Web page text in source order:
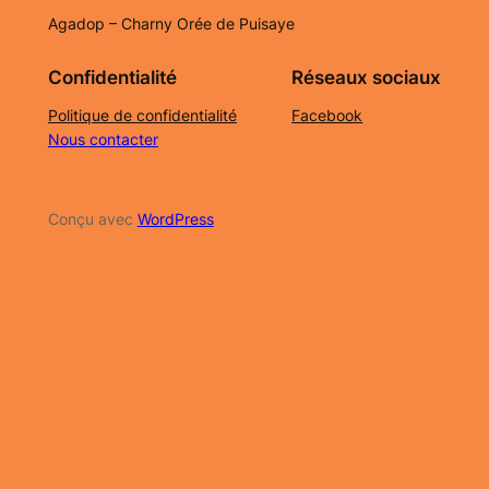
Agadop – Charny Orée de Puisaye
Confidentialité
Politique de confidentialité
Nous contacter
Réseaux sociaux
Facebook
Conçu avec WordPress